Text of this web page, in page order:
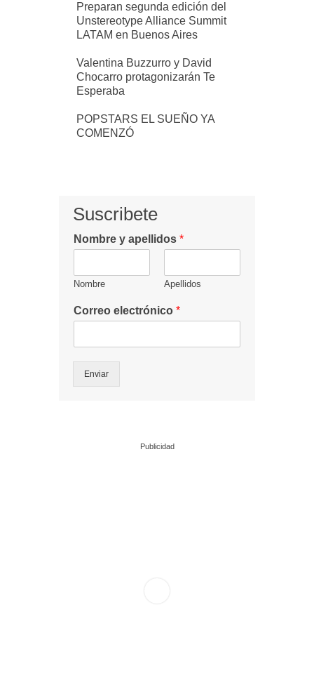
Preparan segunda edición del
Unstereotype Alliance Summit
LATAM en Buenos Aires
Valentina Buzzurro y David
Chocarro protagonizarán Te
Esperaba
POPSTARS EL SUEÑO YA
COMENZÓ
Suscribete
Nombre y apellidos *
Nombre Apellidos
Correo electrónico *
Enviar
Publicidad